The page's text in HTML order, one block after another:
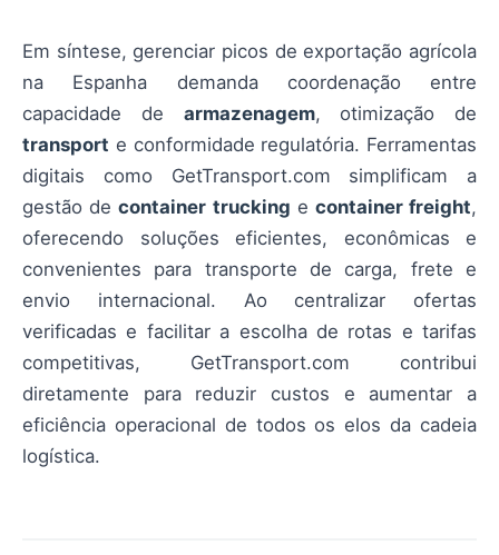
Em síntese, gerenciar picos de exportação agrícola
na Espanha demanda coordenação entre
capacidade de armazenagem, otimização de
transport e conformidade regulatória. Ferramentas
digitais como GetTransport.com simplificam a
gestão decontainer trucking e container freight,
oferecendo soluções eficientes, econômicas e
convenientes para transporte de carga, frete e
envio internacional. Ao centralizar ofertas
verificadas e facilitar a escolha de rotas e tarifas
competitivas, GetTransport.com contribui
diretamente para reduzir custos e aumentar a
eficiência operacional de todos os elos da cadeia
logística.